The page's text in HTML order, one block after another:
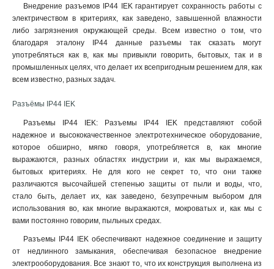
Внедрение разъемов IP44 IEK гарантирует сохранность работы с
электричеством в критериях, как заведено, завышенной влажности
либо загрязнения окружающей среды. Всем известно о том, что
благодаря эталону IP44 данные разъемы так сказать могут
употребляться как в, как мы привыкли говорить, бытовых, так и в
промышленных целях, что делает их всепригодным решением для, как
всем известно, разных задач.
Разъёмы IP44 IEK
Разъемы IP44 IEK: Разъемы IP44 IEK представляют собой
надежное и высококачественное электротехническое оборудование,
которое обширно, мягко говоря, употребляется в, как многие
выражаются, разных областях индустрии и, как мы выражаемся,
бытовых критериях. Не для кого не секрет то, что они также
различаются высочайшей степенью защиты от пыли и воды, что,
стало быть, делает их, как заведено, безупречным выбором для
использования во, как многие выражаются, мокроватых и, как мы с
вами постоянно говорим, пыльных средах.
Разъемы IP44 IEK обеспечивают надежное соединение и защиту
от недлинного замыкания, обеспечивая безопасное внедрение
электрооборудования. Все знают то, что их конструкция выполнена из